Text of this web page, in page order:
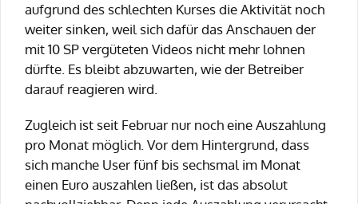
aufgrund des schlechten Kurses die Aktivität noch
weiter sinken, weil sich dafür das Anschauen der
mit 10 SP vergüteten Videos nicht mehr lohnen
dürfte. Es bleibt abzuwarten, wie der Betreiber
darauf reagieren wird.
Zugleich ist seit Februar nur noch eine Auszahlung
pro Monat möglich. Vor dem Hintergrund, dass
sich manche User fünf bis sechsmal im Monat
einen Euro auszahlen ließen, ist das absolut